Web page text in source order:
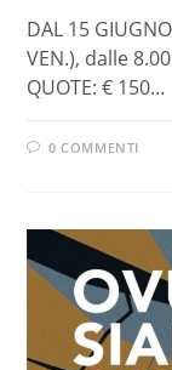
DAL 15
VEN.), dalle
QUOTE: € 150…
0 COMMENTI